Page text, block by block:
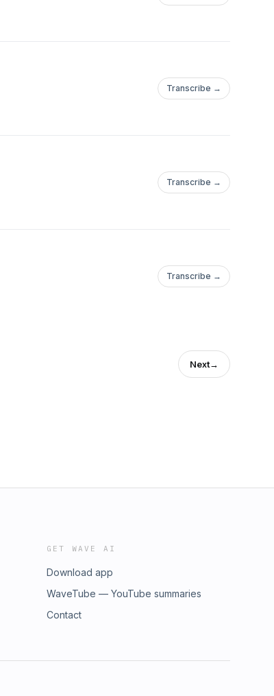
Transcribe →
Transcribe →
Transcribe →
Next→
GET WAVE AI
Download app
WaveTube — YouTube summaries
Contact